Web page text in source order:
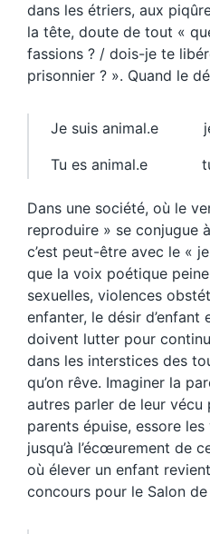
dans les étriers, aux
la tête, doute de tout «
fassions ? / dois-je te
prisonnier ? ». Quand le
Je suis animal.e je
Tu es animal.e tu
Dans une société, où le
reproduire » se conjugue
c’est peut-être avec le «
que la voix poétique
sexuelles, violences
enfanter, le désir d’enfant
doivent lutter pour
dans les interstices des
qu’on rêve. Imaginer la
autres parler de leur
parents épuise, essore les
jusqu’à l’écœurement de
où élever un enfant
concours pour le Salon de